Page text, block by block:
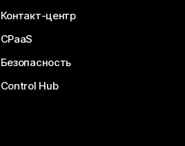
Контакт-центр
CPaaS
Безопасность
Control Hub